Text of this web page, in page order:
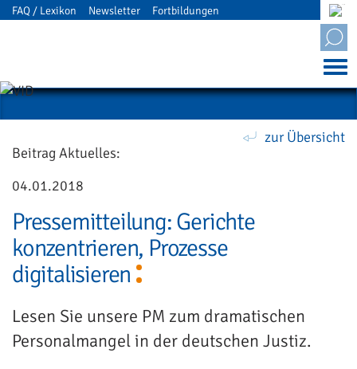
FAQ / Lexikon Newsletter Fortbildungen
Mitgliederbereich
Beitrag Aktuelles:
04.01.2018
Pressemitteilung: Gerichte
konzentrieren, Prozesse
digitalisieren
Lesen Sie unsere PM zum dramatischen
Personalmangel in der deutschen Justiz.
zur Übersicht